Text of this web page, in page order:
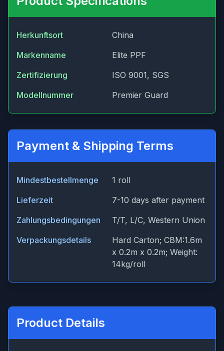
Herkunftsort
China
Markenname
Elite PPF
Zertifizierung
ISO 9001, SGS
Modellnummer
Premier Guard
Payment & Shipping Terms
Mindestbestellmenge
1 roll
Lieferzeit
7-10 days after payment
Zahlungsbedingungen
T/T, L/C, Western Union
Verpackungsdetails
Hard Carton; CBM:1.6m
x 0.2m x 0.2m; Weight:
14kg/roll
Product Details